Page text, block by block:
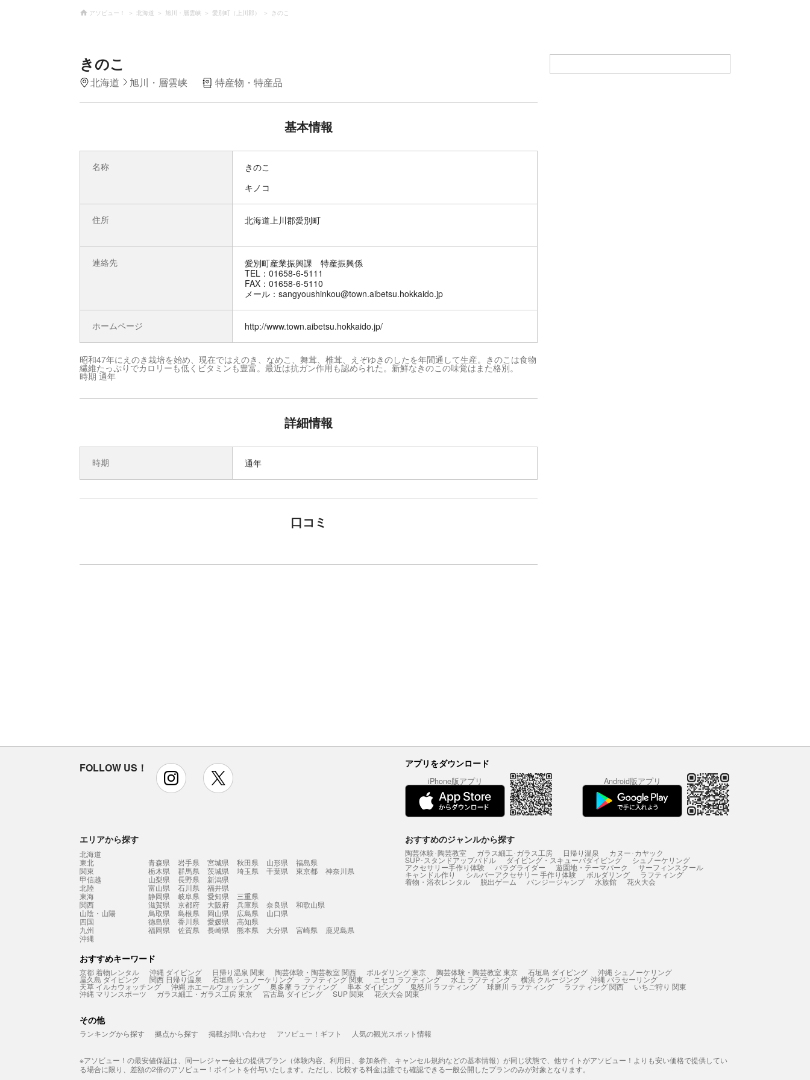
アソビュー！ 北海道 旭川・層雲峡 愛別町（上川郡） きのこ
きのこ
北海道 旭川・層雲峡 特産物・特産品
基本情報
名称
きのこ
キノコ
住所 北海道上川郡愛別町
連絡先
愛別町産業振興課 特産振興係
TEL：01658-6-5111
FAX：01658-6-5110
メール：sangyoushinkou@town.aibetsu.hokkaido.jp
ホームページ http://www.town.aibetsu.hokkaido.jp/
昭和47年にえのき栽培を始め、現在ではえのき、なめこ、舞茸、椎茸、えぞゆきのしたを年間通して生産。きのこは食物
繊維たっぷりでカロリーも低くビタミンも豊富。最近は抗ガン作用も認められた。新鮮なきのこの味覚はまた格別。
時期 通年
詳細情報
時期 通年
口コミ
FOLLOW US！ instagram アプリをダウンロード
iPhone版アプリ Android版アプリ
エリアから探す
北海道
東北
青森県 岩手県 宮城県 秋田県 山形県
福島県
関東
栃木県 群馬県 茨城県 埼玉県 千葉県 東京都
神奈川県
甲信越
山梨県 長野県
新潟県
北陸
富山県 石川県
福井県
東海
静岡県 岐阜県 愛知県
三重県
関西
滋賀県 京都府 大阪府 兵庫県 奈良県
和歌山県
山陰・山陽
鳥取県 島根県 岡山県 広島県
山口県
四国
徳島県 香川県 愛媛県
高知県
九州
福岡県 佐賀県 長崎県 熊本県 大分県 宮崎県
鹿児島県
沖縄
おすすめのジャンルから探す
陶芸体験･陶芸教室 ガラス細工･ガラス工房 日帰り温泉 カヌー･カヤック
SUP･スタンドアップパドル ダイビング・スキューバダイビング シュノーケリング
アクセサリー手作り体験 パラグライダー 遊園地・テーマパーク サーフィンスクール
キャンドル作り シルバーアクセサリー 手作り体験 ボルダリング ラフティング
着物・浴衣レンタル 脱出ゲーム バンジージャンプ 水族館 花火大会
おすすめキーワード
京都 着物レンタル 沖縄 ダイビング 日帰り温泉 関東 陶芸体験・陶芸教室 関西 ボルダリング 東京 陶芸体験・陶芸教室 東京 石垣島 ダイビング 沖縄 シュノーケリング
屋久島 ダイビング 関西 日帰り温泉 石垣島 シュノーケリング ラフティング 関東 ニセコ ラフティング 水上 ラフティング 横浜 クルージング 沖縄 パラセーリング
天草 イルカウォッチング 沖縄 ホエールウォッチング 奥多摩 ラフティング 串本 ダイビング 鬼怒川 ラフティング 球磨川 ラフティング ラフティング 関西 いちご狩り 関東
沖縄 マリンスポーツ ガラス細工・ガラス工房 東京 宮古島 ダイビング SUP 関東 花火大会 関東
その他
ランキングから探す 拠点から探す 掲載お問い合わせ アソビュー！ギフト 人気の観光スポット情報
※アソビュー！の最安値保証は、同一レジャー会社の提供プラン（体験内容、利用日、参加条件、キャンセル規約などの基本情報）が同じ状態で、他サイトがアソビュー！よりも安い価格で提供してい
る場合に限り、差額の2倍のアソビュー！ポイントを付与いたします。ただし、比較する料金は誰でも確認できる一般公開したプランのみが対象となります。